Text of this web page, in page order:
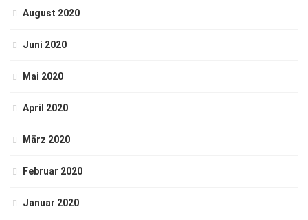
August 2020
Juni 2020
Mai 2020
April 2020
März 2020
Februar 2020
Januar 2020